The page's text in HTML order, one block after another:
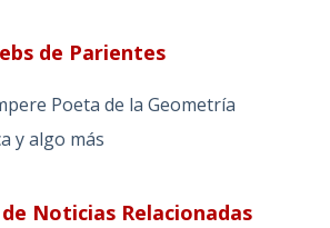
de Parientes
Poeta de la Geometría
y algo más
Noticias Relacionadas